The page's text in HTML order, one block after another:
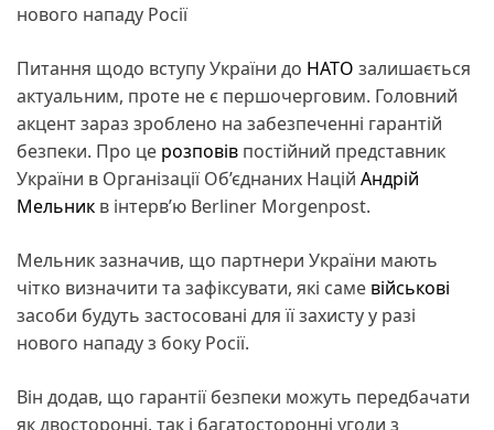
нового нападу Росії
Питання щодо вступу України до НАТО залишається
актуальним, проте не є першочерговим. Головний
акцент зараз зроблено на забезпеченні гарантій
безпеки. Про це розповів постійний представник
України в Організації Об’єднаних Націй Андрій
Мельник в інтерв’ю Berliner Morgenpost.
Мельник зазначив, що партнери України мають
чітко визначити та зафіксувати, які саме військові
засоби будуть застосовані для її захисту у разі
нового нападу з боку Росії.
Він додав, що гарантії безпеки можуть передбачати
як двосторонні, так і багатосторонні угоди з